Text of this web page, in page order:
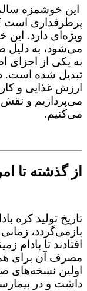
این خوشمزه
پرطرفداری است
ویژه‌ای دارد. این
می‌شود، به دلیل
به یکی از اجزای
تبدیل شده است.
ارزش غذایی و
می‌پردازیم و
می‌کنیم.
از گذشته تا
تاریخ تولید کره
بازمی‌گردد،
افتادند تا بادام
مصرف آن برای
اولین نسخه‌های
داشت و در